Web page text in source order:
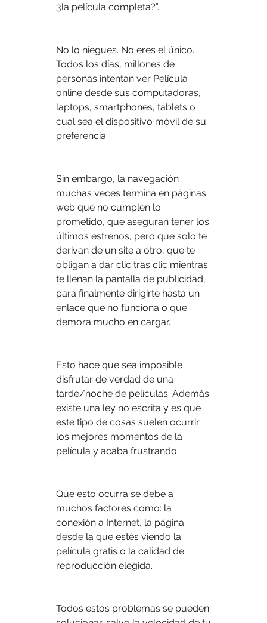
3la película completa?”.
No lo niegues. No eres el único.
Todos los días, millones de
personas intentan ver Película
online desde sus computadoras,
laptops, smartphones, tablets o
cual sea el dispositivo móvil de su
preferencia.
Sin embargo, la navegación
muchas veces termina en páginas
web que no cumplen lo
prometido, que aseguran tener los
últimos estrenos, pero que solo te
derivan de un site a otro, que te
obligan a dar clic tras clic mientras
te llenan la pantalla de publicidad,
para finalmente dirigirte hasta un
enlace que no funciona o que
demora mucho en cargar.
Esto hace que sea imposible
disfrutar de verdad de una
tarde/noche de películas. Además
existe una ley no escrita y es que
este tipo de cosas suelen ocurrir
los mejores momentos de la
película y acaba frustrando.
Que esto ocurra se debe a
muchos factores como: la
conexión a Internet, la página
desde la que estés viendo la
película gratis o la calidad de
reproducción elegida.
Todos estos problemas se pueden